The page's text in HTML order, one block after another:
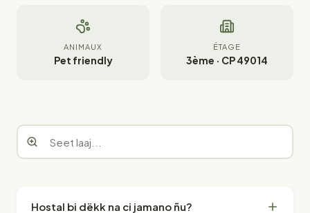
ANIMAUX
Pet friendly
ÉTAGE
3ème · CP 49014
Hostal bi dëkk na ci jamano ñu?